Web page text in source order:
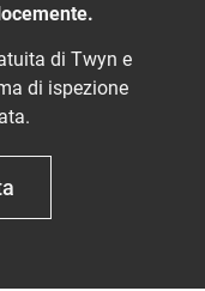
di Twyn e
di ispezione